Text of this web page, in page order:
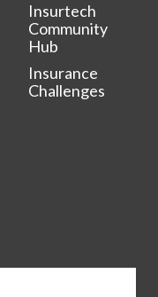
Insurtech
Community
Hub
Insurance
Challenges